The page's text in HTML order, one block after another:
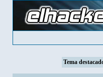
Tema